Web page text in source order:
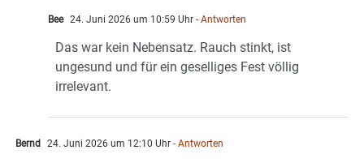
Bee 24. Juni 2026 um 10:59 Uhr - Antworten
Das war kein Nebensatz. Rauch stinkt, ist
ungesund und für ein geselliges Fest völlig
irrelevant.
Bernd 24. Juni 2026 um 12:10 Uhr - Antworten